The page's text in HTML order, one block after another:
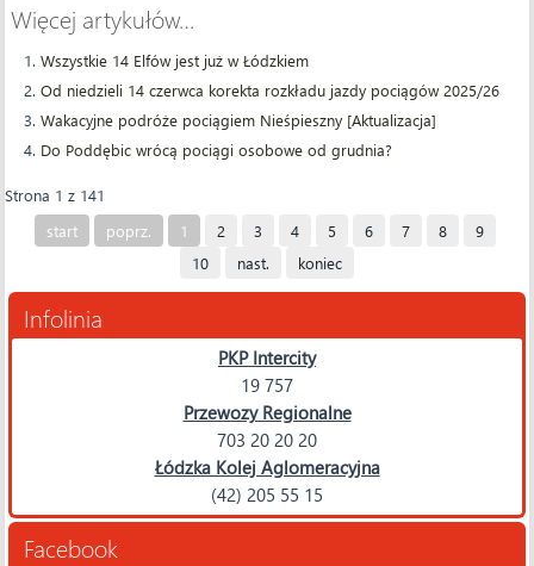
Więcej artykułów…
Wszystkie 14 Elfów jest już w Łódzkiem
Od niedzieli 14 czerwca korekta rozkładu jazdy pociągów 2025/26
Wakacyjne podróże pociągiem Nieśpieszny [Aktualizacja]
Do Poddębic wrócą pociągi osobowe od grudnia?
Strona 1 z 141
start
poprz. 1 2 3 4 5 6 7 8
9
10
nast. koniec
Infolinia
PKP Intercity
19 757
Przewozy Regionalne
703 20 20 20
Łódzka Kolej Aglomeracyjna
(42) 205 55 15
Facebook